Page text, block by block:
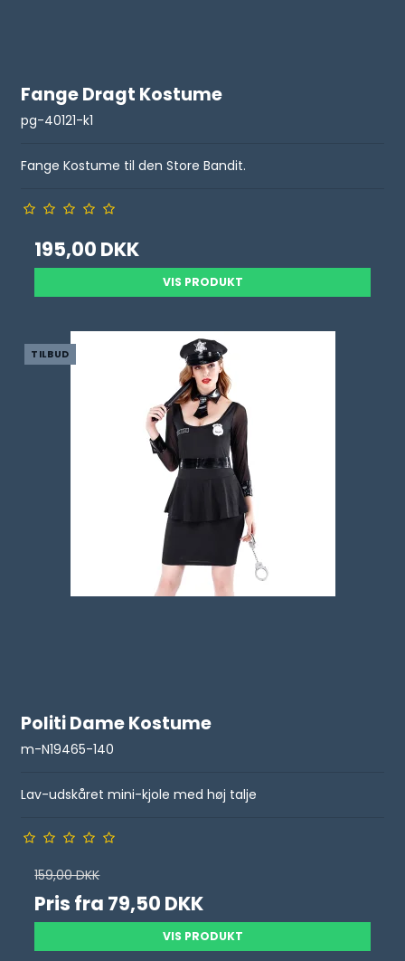
Fange Dragt Kostume
pg-40121-k1
Fange Kostume til den Store Bandit.
195,00 DKK
VIS PRODUKT
TILBUD
Politi Dame Kostume
m-N19465-140
Lav-udskåret mini-kjole med høj talje
159,00 DKK
Pris fra 79,50 DKK
VIS PRODUKT